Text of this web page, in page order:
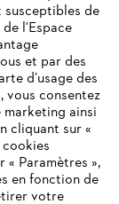
susceptibles de
l'Espace
et par des
d’usage des
vous consentez
ainsi
cliquant sur «
Paramètres »,
en fonction de
votre